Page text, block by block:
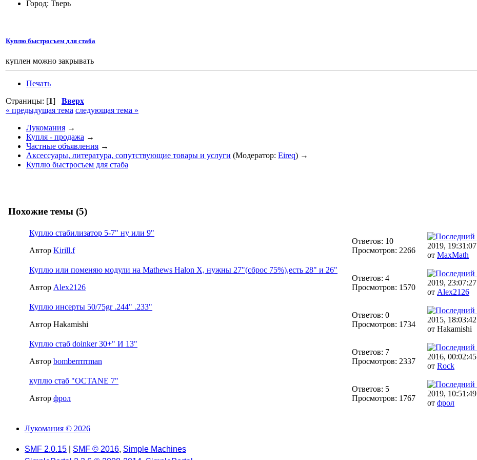
Город: Тверь
Куплю быстросъем для стаба
куплен можно закрывать
Печать
Страницы: [1] Вверх
« предыдущая тема следующая тема »
Лукомания →
Купля - продажа →
Частные объявления →
Аксессуары, литература, сопутствующие товары и услуги (Модератор: Eireq) →
Куплю быстросъем для стаба
Похожие темы (5)
Куплю стабилизатор 5-7" ну или 9"
Автор Kirill.f
Ответов: 10
Просмотров: 2266
2019, 19:31:07
от MaxMath
Куплю или поменяю модули на Mathews Halon X, нужны 27"(сброс 75%),есть 28" и 26"
Автор Alex2126
Ответов: 4
Просмотров: 1570
2019, 23:07:27
от Alex2126
Куплю инсерты 50/75gr .244" .233"
Автор Hakamishi
Ответов: 0
Просмотров: 1734
2015, 18:03:42
от Hakamishi
Куплю стаб doinker 30+" И 13"
Автор bomberrrrrman
Ответов: 7
Просмотров: 2337
2016, 00:02:45
от Rock
куплю стаб "OCTANE 7"
Автор фрол
Ответов: 5
Просмотров: 1767
2019, 10:51:49
от фрол
Лукомания © 2026
SMF 2.0.15 SMF © 2016, Simple Machines